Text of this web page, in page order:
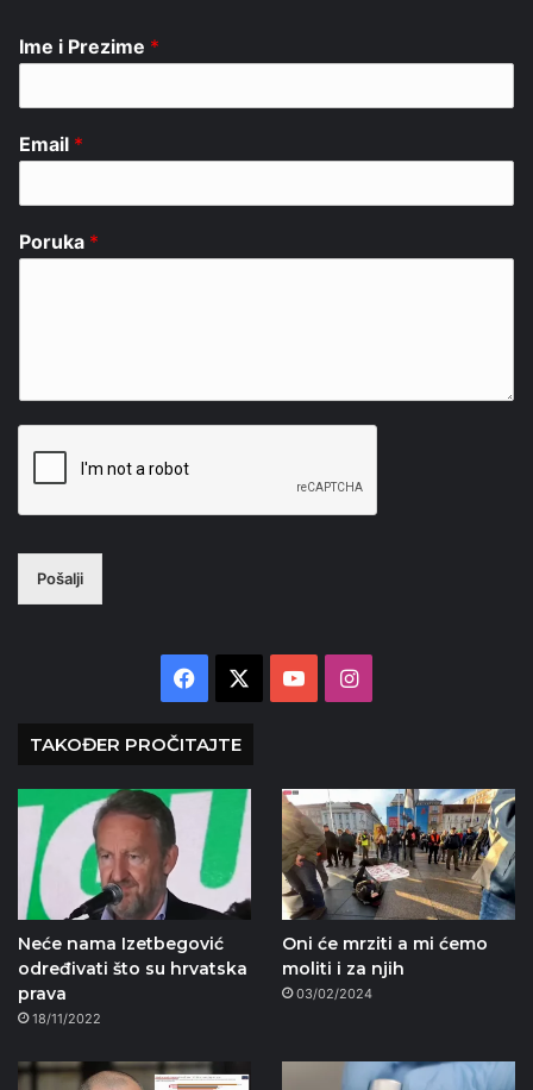
Ime i Prezime *
Email *
Poruka *
Pošalji
Facebook YouTubeInstagram
TAKOĐER PROČITAJTE
Neće nama Izetbegović
određivati što su hrvatska
prava
18/11/2022
Oni će mrziti a mi ćemo
moliti i za njih
03/02/2024